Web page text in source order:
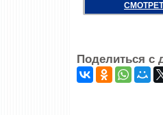
Поделиться с